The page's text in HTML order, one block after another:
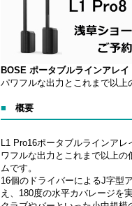
BOSE ポータブルラインアレ
パワフルな出力とこれまで以上
■ 概要
L1 Pro16ポータブルラインア
ワフルな出力とこれまで以上
ムです。
16個のドライバーによるJ字型
え、180度の水平カバレージを